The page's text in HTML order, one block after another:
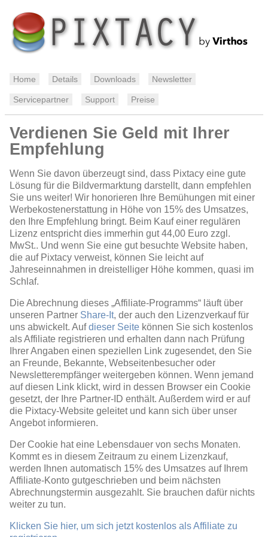
Home Details Downloads Newsletter
Servicepartner Support Preise
Verdienen Sie Geld mit Ihrer
Empfehlung
Wenn Sie davon überzeugt sind, dass Pixtacy eine gute
Lösung für die Bildvermarktung darstellt, dann empfehlen
Sie uns weiter! Wir honorieren Ihre Bemühungen mit einer
Werbekostenerstattung in Höhe von 15% des Umsatzes,
den Ihre Empfehlung bringt. Beim Kauf einer regulären
Lizenz entspricht dies immerhin gut 44,00 Euro zzgl.
MwSt.. Und wenn Sie eine gut besuchte Website haben,
die auf Pixtacy verweist, können Sie leicht auf
Jahreseinnahmen in dreistelliger Höhe kommen, quasi im
Schlaf.
Die Abrechnung dieses „Affiliate-Programms“ läuft über
unseren Partner Share-It, der auch den Lizenzverkauf für
uns abwickelt. Aufdieser Seite können Sie sich kostenlos
als Affiliate registrieren und erhalten dann nach Prüfung
Ihrer Angaben einen speziellen Link zugesendet, den Sie
an Freunde, Bekannte, Webseitenbesucher oder
Newsletterempfänger weitergeben können. Wenn jemand
auf diesen Link klickt, wird in dessen Browser ein Cookie
gesetzt, der Ihre Partner-ID enthält. Außerdem wird er auf
die Pixtacy-Website geleitet und kann sich über unser
Angebot informieren.
Der Cookie hat eine Lebensdauer von sechs Monaten.
Kommt es in diesem Zeitraum zu einem Lizenzkauf,
werden Ihnen automatisch 15% des Umsatzes auf Ihrem
Affiliate-Konto gutgeschrieben und beim nächsten
Abrechnungstermin ausgezahlt. Sie brauchen dafür nichts
weiter zu tun.
Klicken Sie hier, um sich jetzt kostenlos als Affiliate zu